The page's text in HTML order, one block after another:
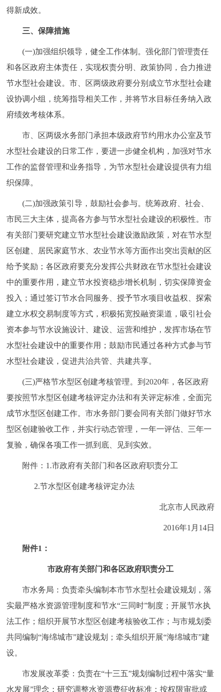
得新成效。
三、保障措施
(一)加强组织领导，健全工作体制。强化部门管理责任
和各区政府主体责任，实现权责分明、政策协同，合力推进
节水型社会建设。市、区两级政府要分别成立节水型社会建
设协调小组，统筹指导相关工作，并将节水目标任务纳入政
府绩效考核体系。
市、区两级水务部门承担本级政府节约用水办公室及节
水型社会建设的日常工作，要进一步健全机构，加强对节水
工作的监督管理和业务指导，为节水型社会建设提供有力组
织保障。
(二)加强政策引导，鼓励社会参与。统筹政府、社会、
市民三大主体，提高各方参与节水型社会建设的积极性。市
有关部门要研究建立节水型社会建设激励政策，对在节水型
区创建、居民家庭节水、农业节水等方面作出突出贡献的区
给予奖励；各区政府要充分发挥公共财政在节水型社会建设
中的重要作用，建立节水投资稳步增长机制，切实保障资金
投入；通过签订节水合同服务、授予节水项目收益权、探索
建立水权交易制度等方式，积极拓宽投融资渠道，吸引社会
资本参与节水设施设计、建设、运营和维护，发挥市场在节
水型社会建设中的重要作用；鼓励市民通过各种方式参与节
水型社会建设，促进共治共管、共建共享。
(三)严格节水型区创建考核管理。到2020年，各区政府
要按照节水型区创建考核评定办法和有关评定标准，全面完
成节水型区创建工作。市水务部门要会同有关部门做好节水
型区创建验收工作，并实行动态管理，一年一评估、三年一
复验，确保各项工作一抓到底、见到实效。
附件：1.市政府有关部门和各区政府职责分工
2.节水型区创建考核评定办法
北京市人民政府
2016年1月14日
附件1：
市政府有关部门和各区政府职责分工
市水务局：负责牵头编制本市节水型社会建设规划，落
实最严格水资源管理制度和节水“三同时”制度；开展节水执
法工作；组织开展节水型区创建考核验收工作；与市规划委
共同编制“海绵城市”建设规划；牵头组织开展“海绵城市”建
设。
市发展改革委：负责在“十三五”规划编制过程中落实“量
水发展”理念；研究调整水资源费征收标准；按权限审批或